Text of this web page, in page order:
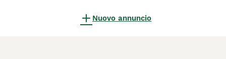
Nuovo annuncio